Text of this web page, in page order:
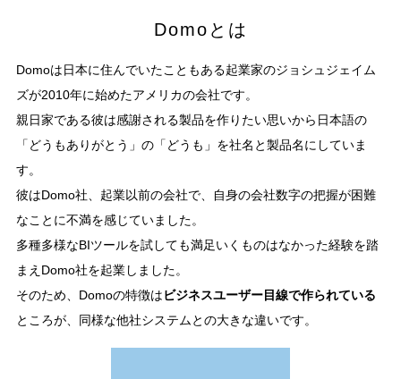
Domoとは
Domoは日本に住んでいたこともある起業家のジョシュジェイム
ズが2010年に始めたアメリカの会社です。
親日家である彼は感謝される製品を作りたい思いから日本語の
「どうもありがとう」の「どうも」を社名と製品名にしていま
す。
彼はDomo社、起業以前の会社で、自身の会社数字の把握が困難
なことに不満を感じていました。
多種多様なBIツールを試しても満足いくものはなかった経験を踏
まえDomo社を起業しました。
そのため、Domoの特徴はビジネスユーザー目線で作られている
ところが、同様な他社システムとの大きな違いです。